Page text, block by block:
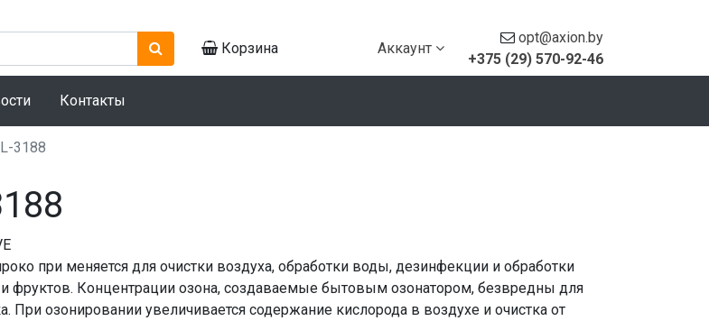
Корзина Аккаунт
opt@axion.by
+375 (29) 570-92-46
Контакты
3188
при меняется для очистки воздуха, обработки воды, дезинфекции и обработки
фруктов. Концентрации озона, создаваемые бытовым озонатором, безвредны для
При озонировании увеличивается содержание кислорода в воздухе и очистка от